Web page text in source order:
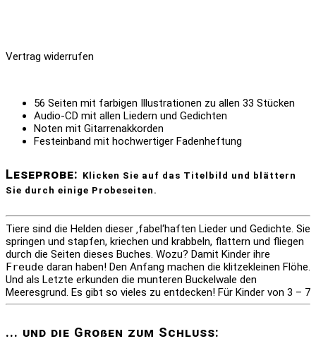
Vertrag widerrufen
56 Seiten mit farbigen Illustrationen zu allen 33 Stücken
Audio-CD mit allen Liedern und Gedichten
Noten mit Gitarrenakkorden
Festeinband mit hochwertiger Fadenheftung
Leseprobe: Klicken Sie auf das Titelbild und blättern
Sie durch einige Probeseiten.
Tiere sind die Helden dieser ‚fabel‘haften Lieder und Gedichte. Sie
springen und stapfen, kriechen und krabbeln, flattern und fliegen
durch die Seiten dieses Buches. Wozu? Damit Kinder ihre
Freude daran haben! Den Anfang machen die klitzekleinen Flöhe.
Und als Letzte erkunden die munteren Buckelwale den
Meeresgrund. Es gibt so vieles zu entdecken! Für Kinder von 3 – 7
... und die Großen zum Schluss: